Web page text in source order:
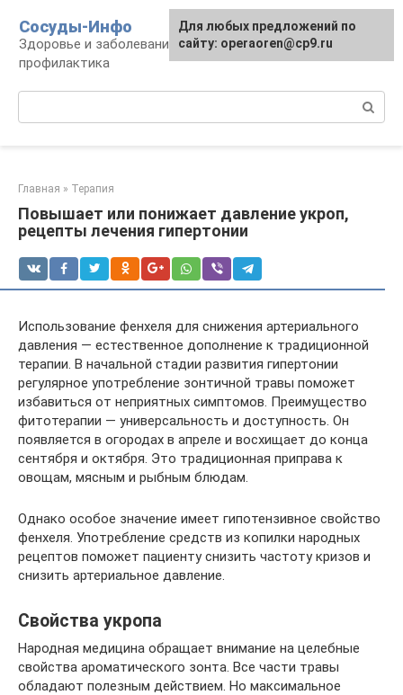
контенту
Сосуды-Инфо
Здоровье и заболевания сосудов и сердца,
профилактика
Главная » Терапия
Повышает или понижает давление укроп,
рецепты лечения гипертонии
Использование фенхеля для снижения артериального
давления — естественное дополнение к традиционной
терапии. В начальной стадии развития гипертонии
регулярное употребление зонтичной травы поможет
избавиться от неприятных симптомов. Преимущество
фитотерапии — универсальность и доступность. Он
появляется в огородах в апреле и восхищает до конца
сентября и октября. Это традиционная приправа к
овощам, мясным и рыбным блюдам.
Однако особое значение имеет гипотензивное свойство
фенхеля. Употребление средств из копилки народных
рецептов поможет пациенту снизить частоту кризов и
снизить артериальное давление.
Свойства укропа
Народная медицина обращает внимание на целебные
свойства ароматического зонта. Все части травы
обладают полезным действием. Но максимальное
Для любых предложений по
сайту: operaoren@cp9.ru